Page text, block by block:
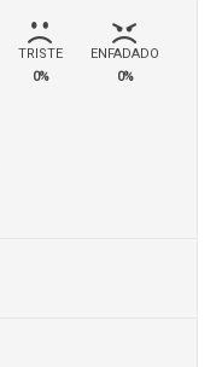
TRISTE
0%
ENFADADO
0%